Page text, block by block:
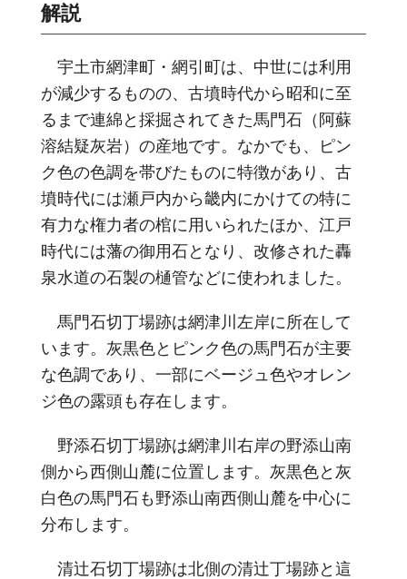
解説
宇土市網津町・網引町は、中世には利用
が減少するものの、古墳時代から昭和に至
るまで連綿と採掘されてきた馬門石（阿蘇
溶結疑灰岩）の産地です。なかでも、ピン
ク色の色調を帯びたものに特徴があり、古
墳時代には瀬戸内から畿内にかけての特に
有力な権力者の棺に用いられたほか、江戸
時代には藩の御用石となり、改修された轟
泉水道の石製の樋管などに使われました。
馬門石切丁場跡は網津川左岸に所在して
います。灰黒色とピンク色の馬門石が主要
な色調であり、一部にベージュ色やオレン
ジ色の露頭も存在します。
野添石切丁場跡は網津川右岸の野添山南
側から西側山麓に位置します。灰黒色と灰
白色の馬門石も野添山南西側山麓を中心に
分布します。
清辻石切丁場跡は北側の清辻丁場跡と這